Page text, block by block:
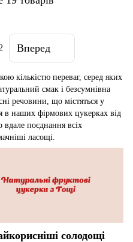
Вперед
кількістю переваг, серед яких
смак і безсумнівна
речовини, що містяться у
в наших фірмових цукерках від
поєднання всіх
ласощі.
солодощі